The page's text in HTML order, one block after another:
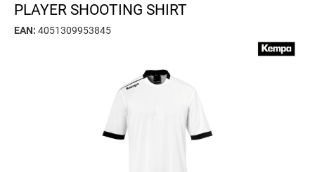
PLAYER SHOOTING SHIRT
EAN: 4051309953845